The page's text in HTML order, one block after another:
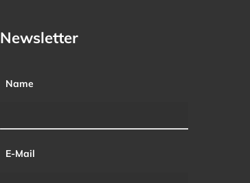
Newsletter
Name
E-Mail